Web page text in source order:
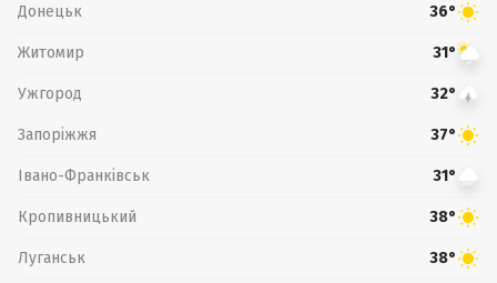
Донецьк 36°
Житомир 31°
Ужгород 32°
Запоріжжя 37°
Івано-Франківськ 31°
Кропивницький 38°
Луганськ 38°